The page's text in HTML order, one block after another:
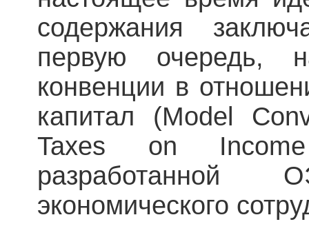
содержания
первую очередь,
конвенции в
капитал (Model
Taxes on
разработанной
экономического